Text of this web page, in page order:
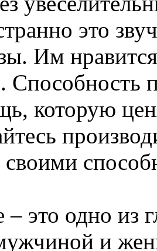
это
Им
Способность
которую
– это одно из
и